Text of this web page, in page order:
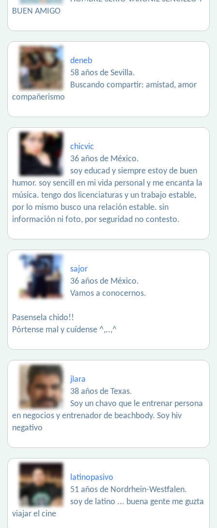
BUEN AMIGO
deneb
58 años de Sevilla.
Buscando compartir: amistad, amor
compañerismo
chicvic
36 años de México.
soy educad y siempre estoy de buen
humor. soy sencill en mi vida personal y me encanta la
música. tengo dos licenciaturas y un trabajo estable,
por lo mismo busco una relación estable. sin
información ni foto, por seguridad no contesto.
sajor
36 años de México.
Vamos a conocernos.
Pasensela chido!!
Pórtense mal y cuídense ^,..,^
jlara
38 años de Texas.
Soy un chavo que le entrenar persona
en negocios y entrenador de beachbody. Soy hiv
negativo
latinopasivo
51 años de Nordrhein-Westfalen.
soy de latino ... buena gente me guzta
viajar el cine